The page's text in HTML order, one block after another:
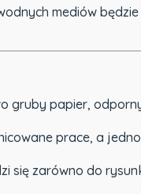
mediów
gruby papier,
prace, a
się zarówno do